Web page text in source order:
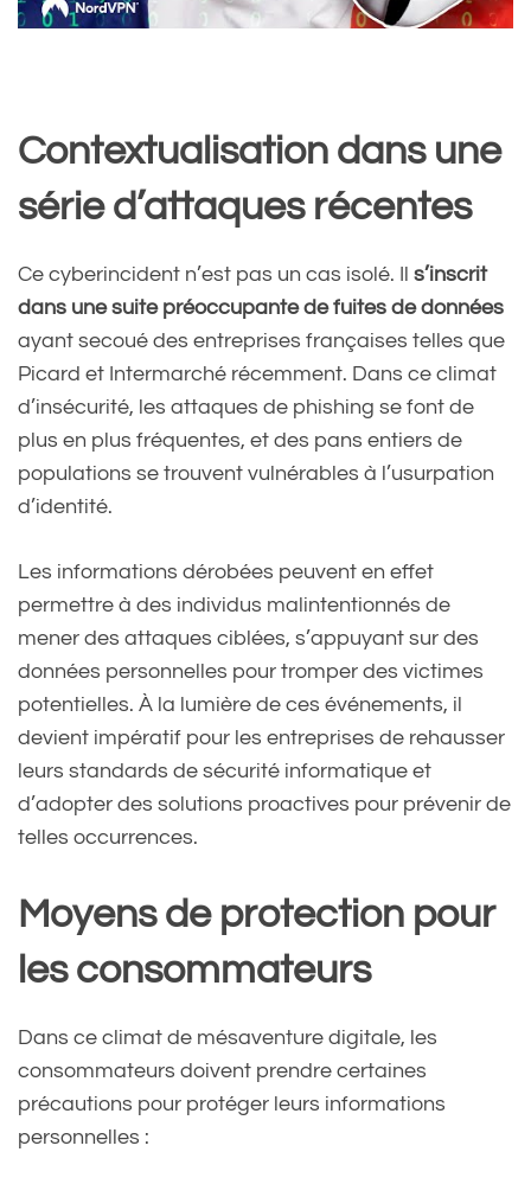
Contextualisation dans une
série d’attaques récentes
Ce cyberincident n’est pas un cas isolé. Il s’inscrit
dans une suite préoccupante de fuites de données
ayant secoué des entreprises françaises telles que
Picard et Intermarché récemment. Dans ce climat
d’insécurité, les attaques de phishing se font de
plus en plus fréquentes, et des pans entiers de
populations se trouvent vulnérables à l’usurpation
d’identité.
Les informations dérobées peuvent en effet
permettre à des individus malintentionnés de
mener des attaques ciblées, s’appuyant sur des
données personnelles pour tromper des victimes
potentielles. À la lumière de ces événements, il
devient impératif pour les entreprises de rehausser
leurs standards de sécurité informatique et
d’adopter des solutions proactives pour prévenir de
telles occurrences.
Moyens de protection pour
les consommateurs
Dans ce climat de mésaventure digitale, les
consommateurs doivent prendre certaines
précautions pour protéger leurs informations
personnelles :